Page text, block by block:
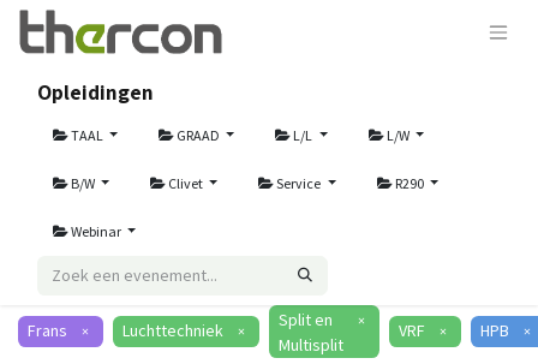
Opleidingen
TAAL GRAAD L/L L/W
B/W Clivet Service R290
Webinar
Frans × Luchttechniek ×
Split en
Multisplit
× VRF × HPB ×